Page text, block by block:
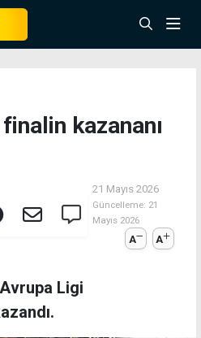
kazananı
21 Mayıs 2026
Güncelleme: 21
Mayıs 2026
A A
Ligi